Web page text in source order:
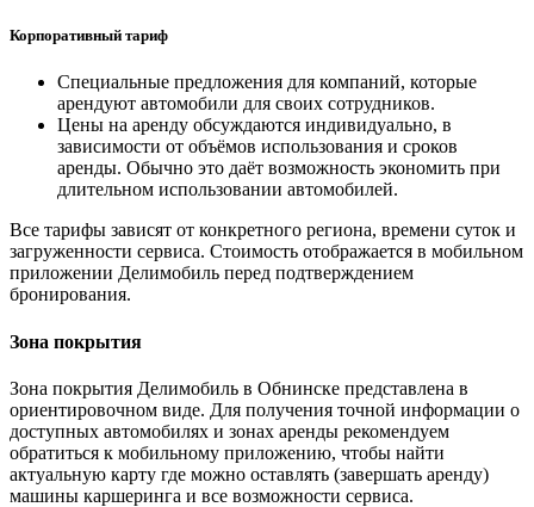
Корпоративный тариф
Специальные предложения для компаний, которые
арендуют автомобили для своих сотрудников.
Цены на аренду обсуждаются индивидуально, в
зависимости от объёмов использования и сроков
аренды. Обычно это даёт возможность экономить при
длительном использовании автомобилей.
Все тарифы зависят от конкретного региона, времени суток и
загруженности сервиса. Стоимость отображается в мобильном
приложении Делимобиль перед подтверждением
бронирования.
Зона покрытия
Зона покрытия Делимобиль в Обнинске представлена в
ориентировочном виде. Для получения точной информации о
доступных автомобилях и зонах аренды рекомендуем
обратиться к мобильному приложению, чтобы найти
актуальную карту где можно оставлять (завершать аренду)
машины каршеринга и все возможности сервиса.